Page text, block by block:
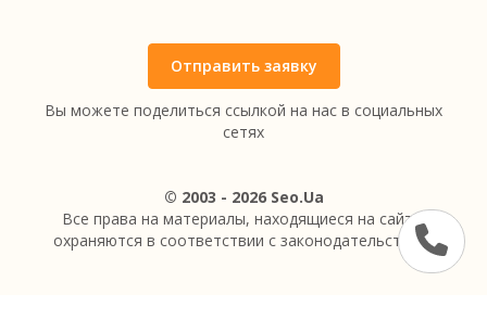
Отправить заявку
Вы можете поделиться ссылкой на нас в социальных
сетях
© 2003 - 2026 Seo.Ua
Все права на материалы, находящиеся на сайте,
охраняются в соответствии с законодательством.